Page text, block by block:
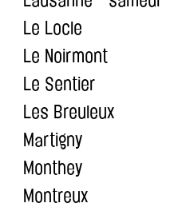
Le Locle
Le Noirmont
Le Sentier
Les Breuleux
Martigny
Monthey
Montreux